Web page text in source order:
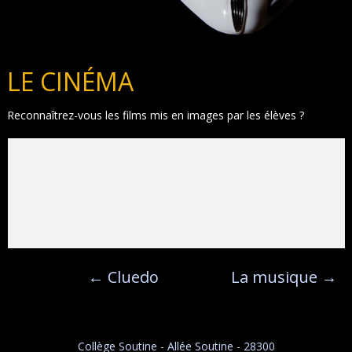
LE CINÉMA
Reconnaîtrez-vous les films mis en images par les élèves ?
← Cluedo La musique →
Collège Soutine - Allée Soutine - 28300